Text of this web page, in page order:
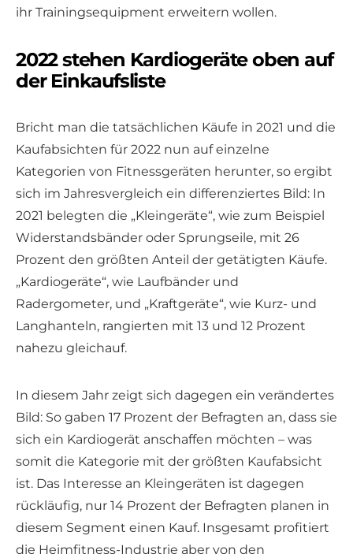
ihr Trainingsequipment erweitern wollen.
2022 stehen Kardiogeräte oben auf
der Einkaufsliste
Bricht man die tatsächlichen Käufe in 2021 und die
Kaufabsichten für 2022 nun auf einzelne
Kategorien von Fitnessgeräten herunter, so ergibt
sich im Jahresvergleich ein differenziertes Bild: In
2021 belegten die „Kleingeräte“, wie zum Beispiel
Widerstandsbänder oder Sprungseile, mit 26
Prozent den größten Anteil der getätigten Käufe.
„Kardiogeräte“, wie Laufbänder und
Radergometer, und „Kraftgeräte“, wie Kurz- und
Langhanteln, rangierten mit 13 und 12 Prozent
nahezu gleichauf.
In diesem Jahr zeigt sich dagegen ein verändertes
Bild: So gaben 17 Prozent der Befragten an, dass sie
sich ein Kardiogerät anschaffen möchten – was
somit die Kategorie mit der größten Kaufabsicht
ist. Das Interesse an Kleingeräten ist dagegen
rückläufig, nur 14 Prozent der Befragten planen in
diesem Segment einen Kauf. Insgesamt profitiert
die Heimfitness-Industrie aber von den